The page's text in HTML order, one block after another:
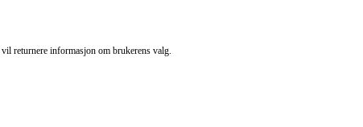
returnere informasjon om brukerens valg.